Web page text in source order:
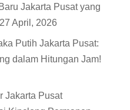
Jakarta Pusat yang
27 April, 2026
Putih Jakarta Pusat:
dalam Hitungan Jam!
Jakarta Pusat